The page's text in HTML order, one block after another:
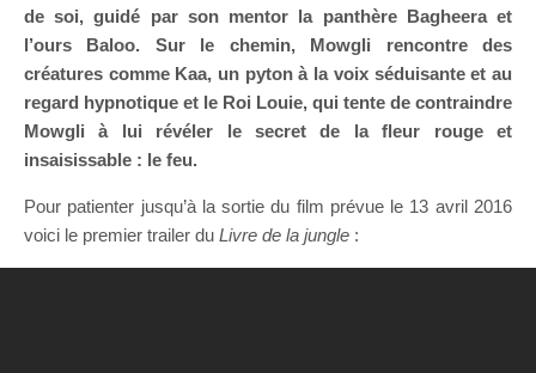
de soi, guidé par son mentor la panthère Bagheera et
l’ours Baloo. Sur le chemin, Mowgli rencontre des
créatures comme Kaa, un pyton à la voix séduisante et au
regard hypnotique et le Roi Louie, qui tente de contraindre
Mowgli à lui révéler le secret de la fleur rouge et
insaisissable : le feu.
Pour patienter jusqu’à la sortie du film prévue le 13 avril 2016
voici le premier trailer du Livre de la jungle :